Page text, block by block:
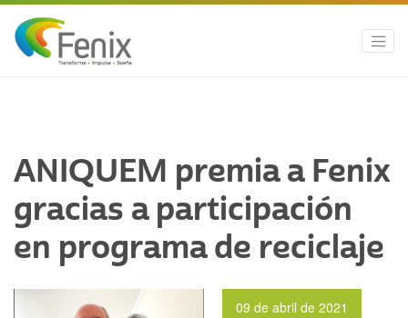
ANIQUEM premia a Fenix
gracias a participación
en programa de reciclaje
09 de abril de 2021